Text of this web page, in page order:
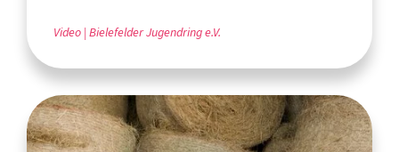
Video Bielefelder Jugendring e.V.